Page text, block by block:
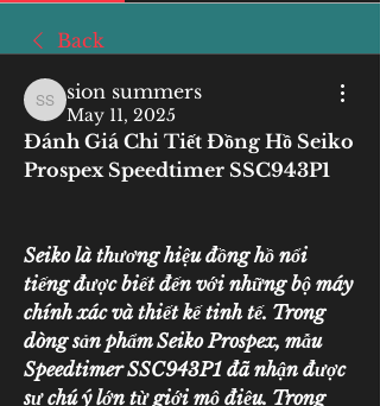
Back
sion summers
sion summers
May 11, 2025
Đánh Giá Chi Tiết Đồng Hồ Seiko
Prospex Speedtimer SSC943P1
Seiko là thương hiệu đồng hồ nổi
tiếng được biết đến với những bộ máy
chính xác và thiết kế tinh tế. Trong
dòng sản phẩm Seiko Prospex, mẫu
Speedtimer SSC943P1 đã nhận được
sự chú ý lớn từ giới mộ điệu. Trong